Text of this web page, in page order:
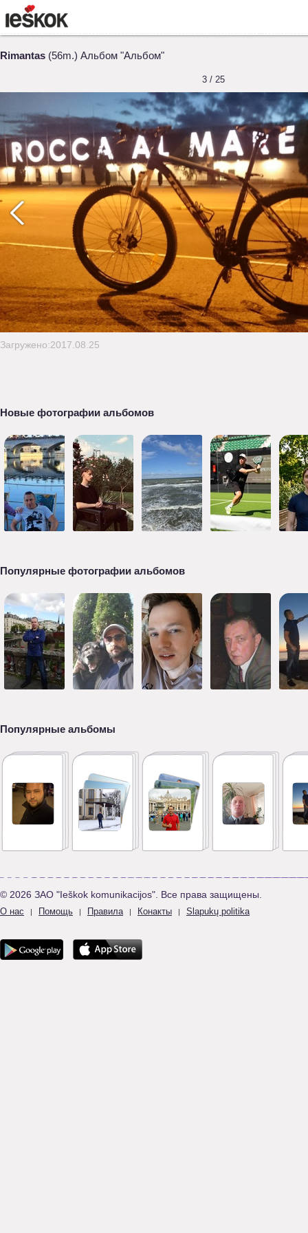
Rimantas (56m.) Альбом "Альбом"
3 / 25
Загружено:2017.08.25
Новые фотографии альбомов
Популярные фотографии альбомов
Популярные альбомы
© 2026 ЗАО "Ieškok komunikacijos". Все права защищены.
О нас | Помощь | Правила | Конакты | Slapukų politika